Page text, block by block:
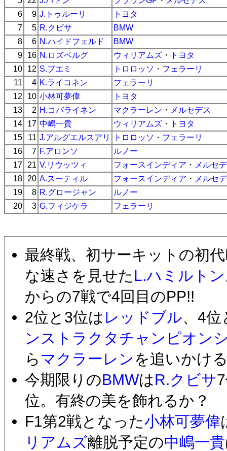
6
9 J.トゥルーリ
トヨタ
7
5 R.クビサ
BMW
8
6 N.ハイドフェルド
BMW
9
16 N.ロズベルグ ウィリアムズ ・
トヨタ
10
12 S.ブエミ トロロッソ ・ フェラーリ
11
4 K.ライコネン
フェラーリ
12
10 小林可夢偉
トヨタ
13
2 H.コバライネン マクラーレン ・ メルセデス
14
17 中嶋一貴 ウィリアムズ ・
トヨタ
15
11 J.アルグエルスアリ トロロッソ ・ フェラーリ
16
7 F.アロンソ
ルノー
17
21 V.リウッツィ フォースインディア ・ メルセ
18
20 A.スーティル フォースインディア ・ メルセ
19
8 R.グロージャン
ルノー
20
3 G.フィジケラ フェラーリ
最終戦、初サーキットの初
な速さを見せた L.ハミルトン
からの7戦で4回目のPP!!
2位と3位は レッドブル、4位
ンストラクタチャンピオン
ら マクラーレンを追いかけ
今期限りのBMWはR.クビサ
位。有終の美を飾れるか？
F1第2戦となった小林可夢偉
リアムズ離脱予定の中嶋一貴